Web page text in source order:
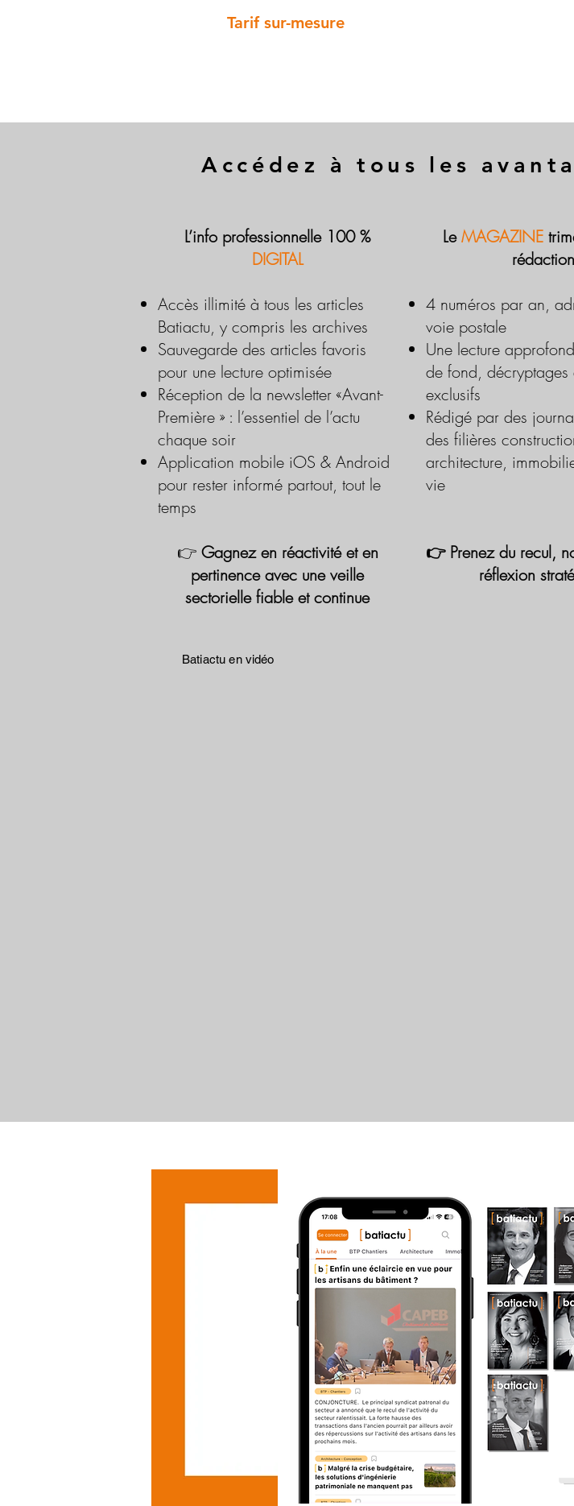
Tarif sur-mesure
Accédez à tous les
L’info professionnelle 100 %
DIGITAL
Accès illimité à tous les articles
Batiactu, y compris les archives
Sauvegarde des articles favoris
pour une lecture optimisée
Réception de la newsletter «Avant-
Première » : l’essentiel de l’actu
chaque soir
Application mobile iOS & Android
pour rester informé partout, tout le
temps
👉 Gagnez en réactivité et en
pertinence avec une veille
sectorielle fiable et continue
LeMAGAZINE
rédaction
4 numéros par an,
voie postale
Une lecture
de fond, décryptages
exclusifs
Rédigé par des
des filières
architecture,
vie
👉 Prenez du recul,
réflexion
Batiactu en vidéo